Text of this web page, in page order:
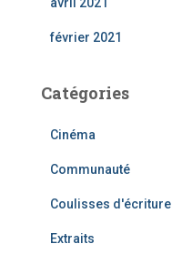
février 2021
Catégories
Cinéma
Communauté
Coulisses d'écriture
Extraits